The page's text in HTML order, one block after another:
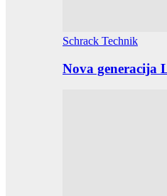
Schrack Technik
Nova generacija